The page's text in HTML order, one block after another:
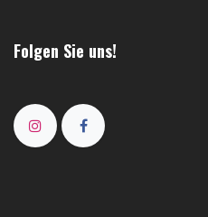
Folgen Sie uns!